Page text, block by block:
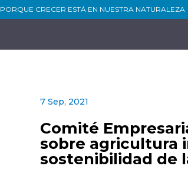
PORQUE CRECER ESTÁ EN NUESTRA NATURALEZA
7 Sep, 2021
Comité
sobre agricultura
sostenibilidad de